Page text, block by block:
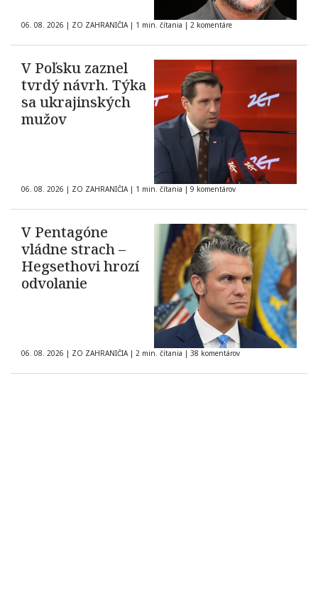
06. 08. 2026 | ZO ZAHRANIČIA | 1 min. čítania | 2 komentáre
V Poľsku zaznel
tvrdý návrh. Týka
sa ukrajinských
mužov
06. 08. 2026 | ZO ZAHRANIČIA | 1 min. čítania | 9 komentárov
V Pentagóne
vládne strach –
Hegsethovi hrozí
odvolanie
06. 08. 2026 | ZO ZAHRANIČIA | 2 min. čítania | 38 komentárov